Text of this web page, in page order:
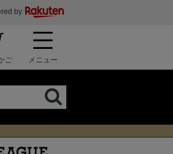
by
ご メニュー